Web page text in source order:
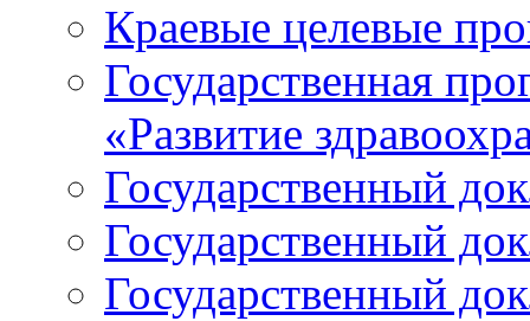
Краевые целевые
Государственная
«Развитие
Государственный
Государственный
Государственный